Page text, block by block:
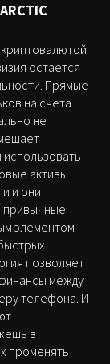
остается
Прямые
на счета
не
активы
и они
привычные
элементом
позволяет
между
телефона. И
в
променять